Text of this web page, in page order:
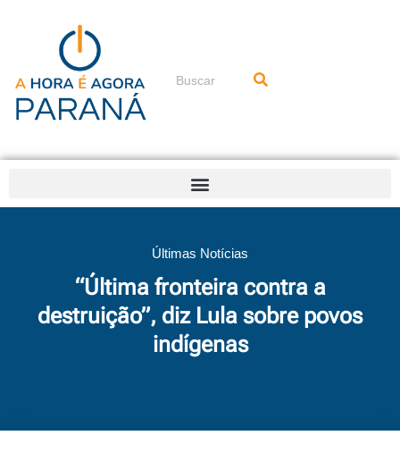
conteúdo
Pesquisar
Últimas Notícias
“Última fronteira contra a
destruição”, diz Lula sobre povos
indígenas